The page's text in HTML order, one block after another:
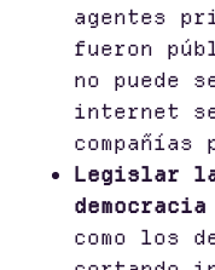
agentes
fueron
no puede
internet
compañías
Legislar
como los